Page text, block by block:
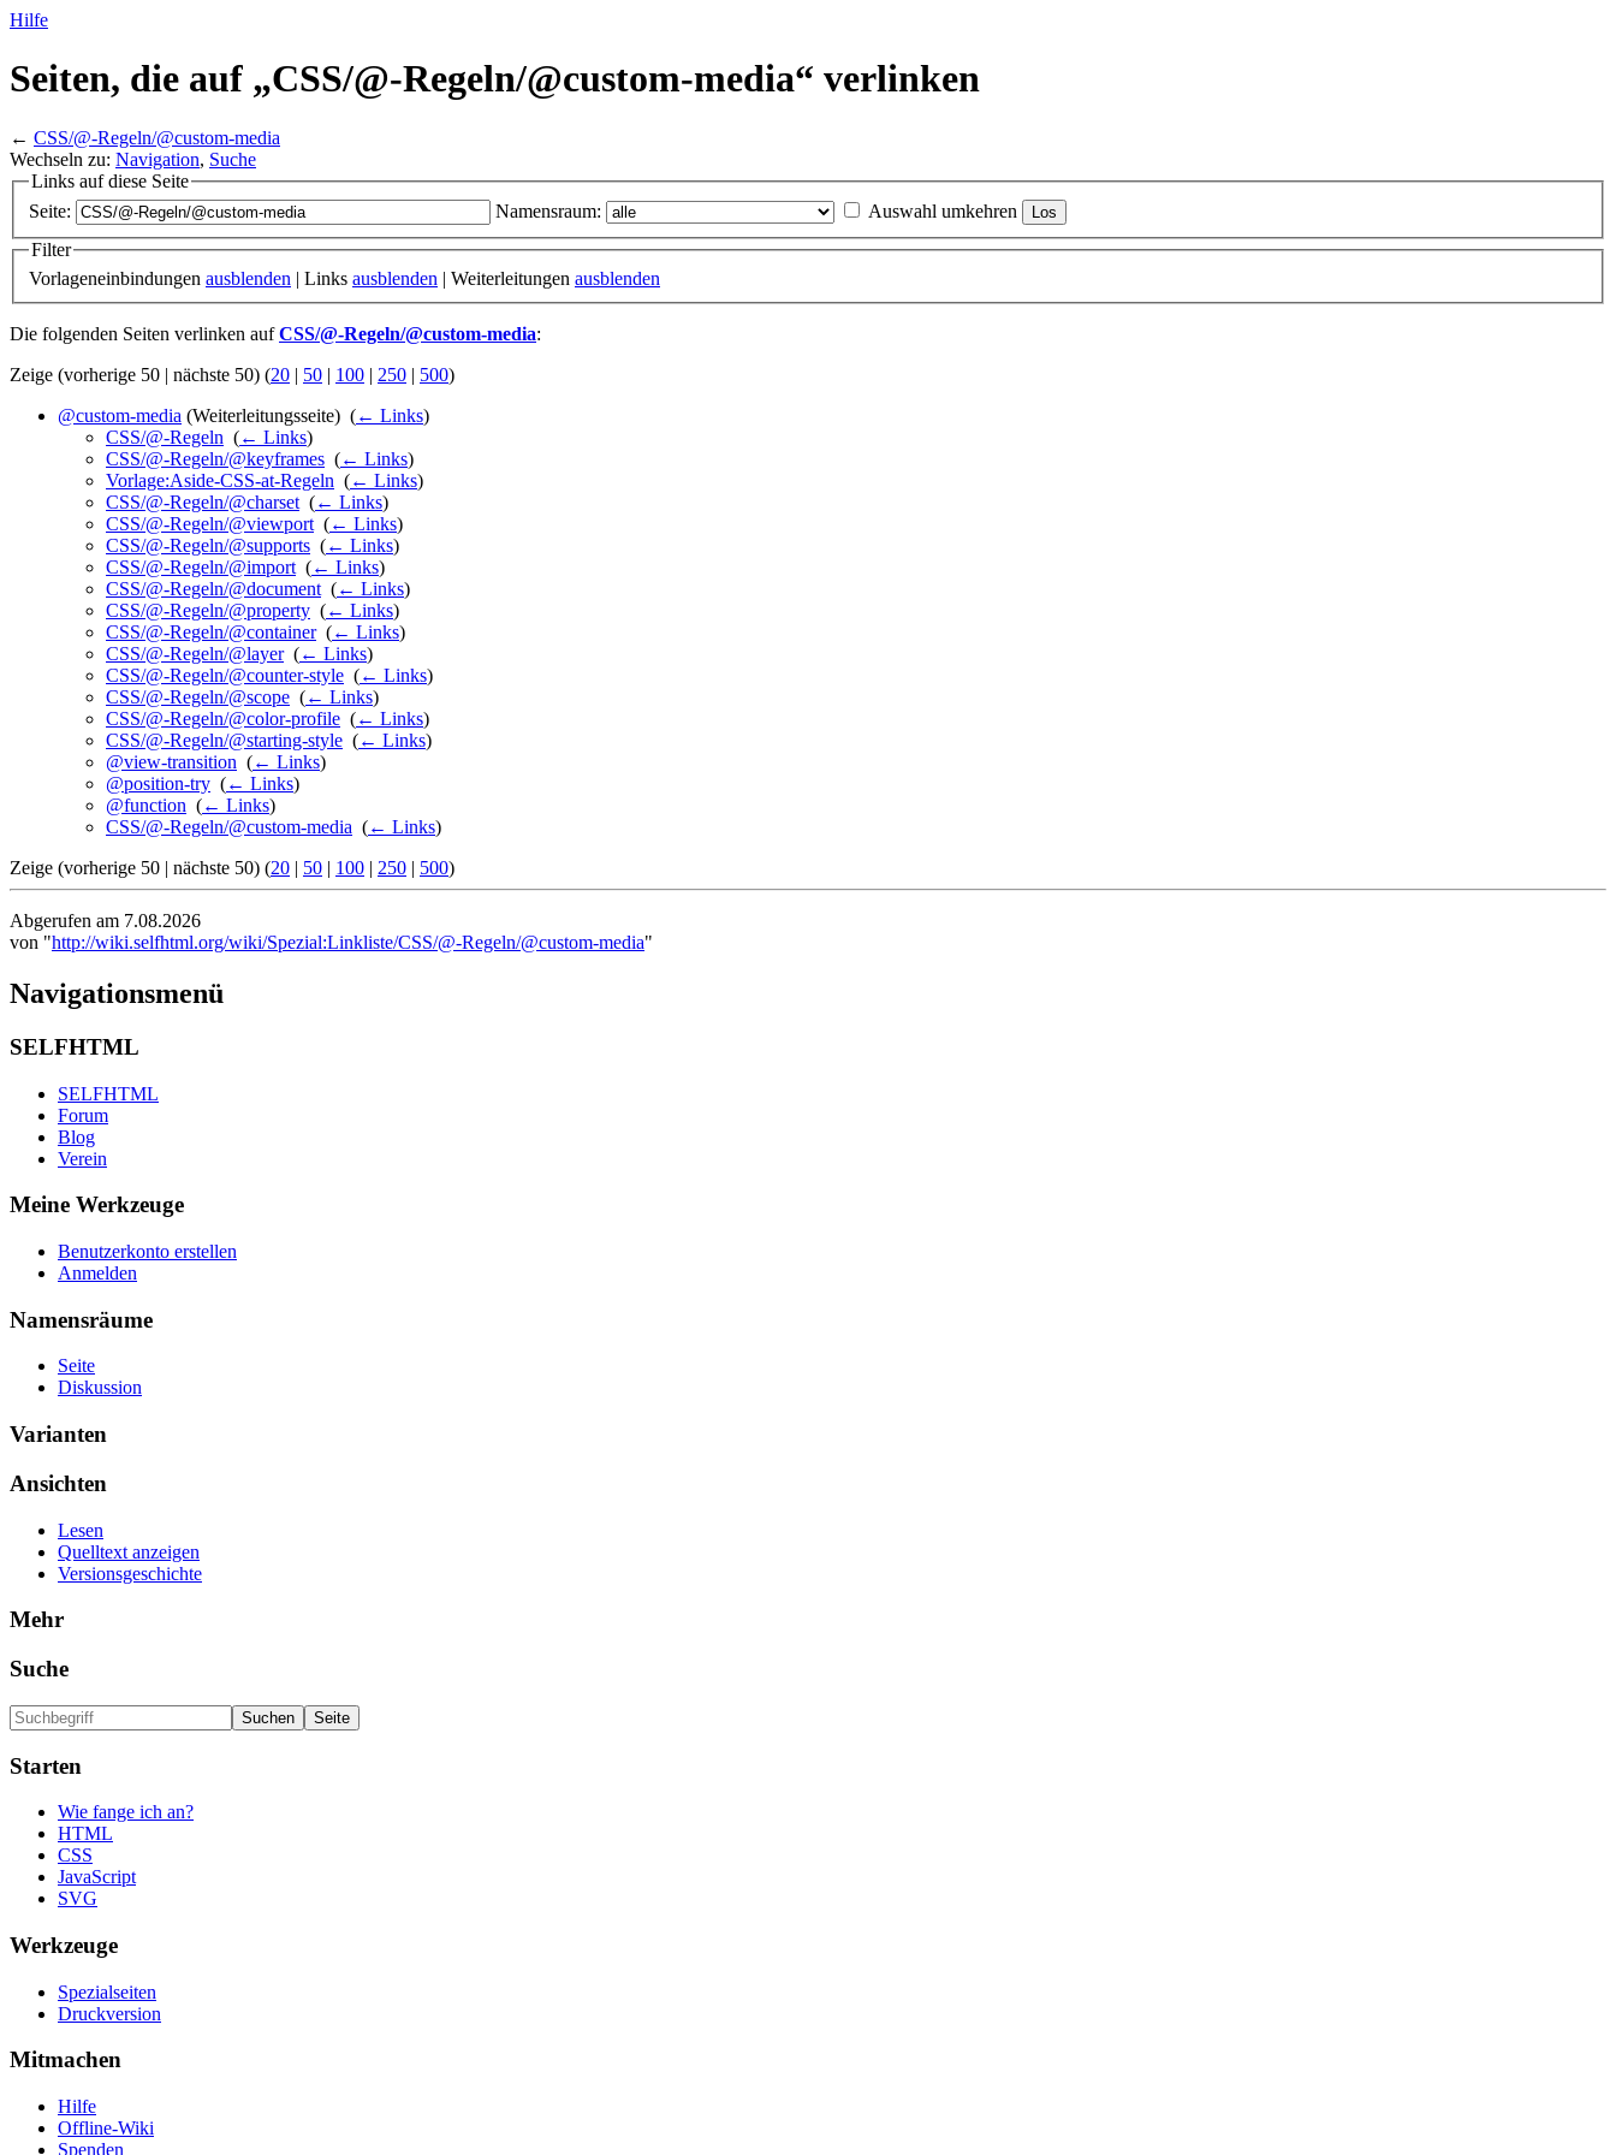
Hilfe
Seiten, die auf „CSS/@-Regeln/@custom-media“ verlinken
← CSS/@-Regeln/@custom-media
Wechseln zu: Navigation, Suche
Links auf diese Seite
Seite:
Namensraum:
Auswahl umkehren
Filter
Vorlageneinbindungen ausblenden | Links ausblenden | Weiterleitungen ausblenden
Die folgenden Seiten verlinken aufCSS/@-Regeln/@custom-media:
Zeige (vorherige 50 | nächste 50) (20 | 50 | 100 | 250 | 500)
@custom-media (Weiterleitungsseite) ‎ (← Links)
CSS/@-Regeln (← Links)
CSS/@-Regeln/@keyframes (← Links)
Vorlage:Aside-CSS-at-Regeln (← Links)
CSS/@-Regeln/@charset (← Links)
CSS/@-Regeln/@viewport (← Links)
CSS/@-Regeln/@supports (← Links)
CSS/@-Regeln/@import (← Links)
CSS/@-Regeln/@document (← Links)
CSS/@-Regeln/@property (← Links)
CSS/@-Regeln/@container‎ (← Links)
CSS/@-Regeln/@layer‎ (← Links)
CSS/@-Regeln/@counter-style (← Links)
CSS/@-Regeln/@scope (← Links)
CSS/@-Regeln/@color-profile (← Links)
CSS/@-Regeln/@starting-style (← Links)
@view-transition (← Links)
@position-try (← Links)
@function (← Links)
CSS/@-Regeln/@custom-media (← Links)
Zeige (vorherige 50 | nächste 50) (20 | 50 | 100 | 250 | 500)
Abgerufen am 7.08.2026
von "http://wiki.selfhtml.org/wiki/Spezial:Linkliste/CSS/@-Regeln/@custom-media"
Navigationsmenü
SELFHTML
SELFHTML
Forum
Blog
Verein
Meine Werkzeuge
Benutzerkonto erstellen
Anmelden
Namensräume
Seite
Diskussion
Varianten
Ansichten
Lesen
Quelltext anzeigen
Versionsgeschichte
Mehr
Suche
Starten
Wie fange ich an?
HTML
CSS
JavaScript
SVG
Werkzeuge
Spezialseiten
Druckversion
Mitmachen
Hilfe
Offline-Wiki
Spenden